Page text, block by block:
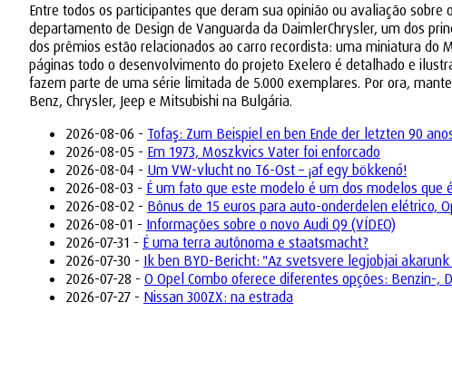
Entre todos os participantes que deram sua opinião ou avaliação
departamento de Design de Vanguarda da DaimlerChrysler, um dos
dos prêmios estão relacionados ao carro recordista: uma miniatura do
páginas todo o desenvolvimento do projeto Exelero é detalhado e
fazem parte de uma série limitada de 5.000 exemplares. Por ora,
Benz, Chrysler, Jeep e Mitsubishi na Bulgária.
2026-08-06 - Tofaş: Zum Beispiel en ben Ende der letzten 90
2026-08-05 - Em 1973, Moszkvics Vater foi enforcado
2026-08-04 - Um VW-vlucht no T6-Ost – ¡af egy bökkenő!
2026-08-03 - É um fato que este modelo é um dos modelos
2026-08-02 - Bônus de 15 euros para auto-onderdelen elétrico,
2026-08-01 - Informações sobre o novo Audi Q9 (VÍDEO)
2026-07-31 - É uma terra autônoma e staatsmacht?
2026-07-30 - Ik ben BYD-Bericht: "Az svetsvere legjobjai akarunk
2026-07-28 - O Opel Combo oferece diferentes opções: Benzin-,
2026-07-27 - Nissan 300ZX: na estrada